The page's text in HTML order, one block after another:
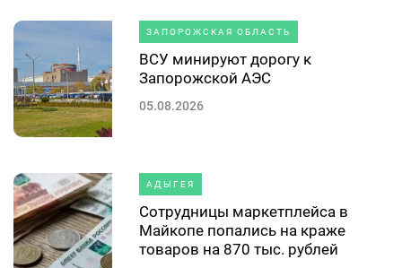
ЗАПОРОЖСКАЯ ОБЛАСТЬ
ВСУ минируют дорогу к
Запорожской АЭС
05.08.2026
АДЫГЕЯ
Сотрудницы маркетплейса в
Майкопе попались на краже
товаров на 870 тыс. рублей